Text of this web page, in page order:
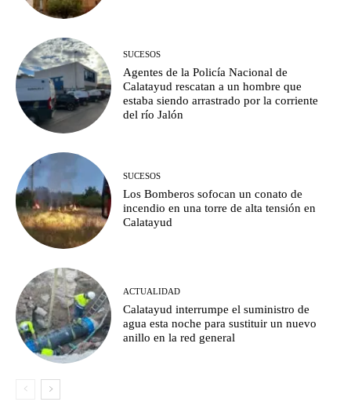
SUCESOS
Agentes de la Policía Nacional de
Calatayud rescatan a un hombre que
estaba siendo arrastrado por la corriente
del río Jalón
SUCESOS
Los Bomberos sofocan un conato de
incendio en una torre de alta tensión en
Calatayud
ACTUALIDAD
Calatayud interrumpe el suministro de
agua esta noche para sustituir un nuevo
anillo en la red general